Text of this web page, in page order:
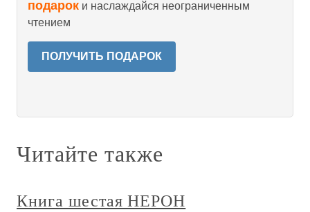
подарок и наслаждайся неограниченным
чтением
ПОЛУЧИТЬ ПОДАРОК
Читайте также
Книга шестая НЕРОН